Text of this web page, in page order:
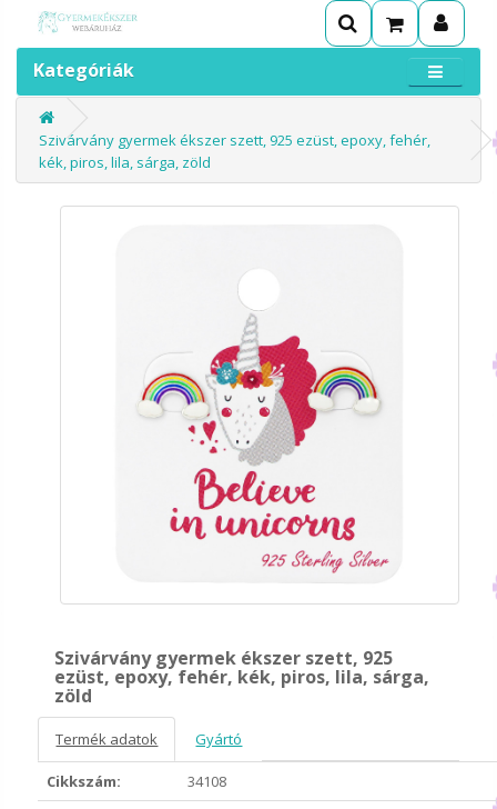
Kategóriák
Szivárvány gyermek ékszer szett, 925 ezüst, epoxy, fehér,
kék, piros, lila, sárga, zöld
Szivárvány gyermek ékszer szett, 925
ezüst, epoxy, fehér, kék, piros, lila, sárga,
zöld
Termék adatok Gyártó
Cikkszám:
34108